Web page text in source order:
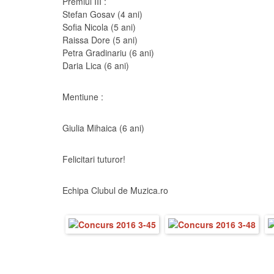
Stefan Gosav (4 ani)
Sofia Nicola (5 ani)
Raissa Dore (5 ani)
Petra Gradinariu (6 ani)
Daria Lica (6 ani)
Mentiune :
Giulia Mihaica (6 ani)
Felicitari tuturor!
Echipa Clubul de Muzica.ro